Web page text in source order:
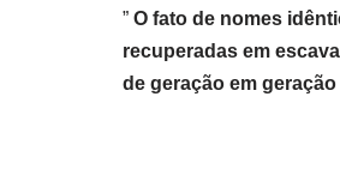
” O fato de nomes
recuperadas em
de geração em geração